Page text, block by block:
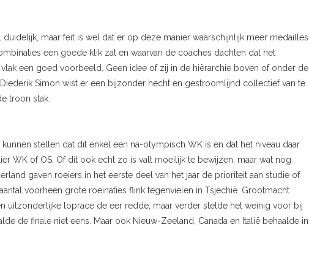
maar feit is wel dat er op deze manier waarschijnlijk meer medailles
een goede klik zat en waarvan de coaches dachten dat het
een goed voorbeeld. Geen idee of zij in de hiërarchie boven of onder de
Simon wist er een bijzonder hecht en gestroomlijnd collectief van te
troon stak.
stellen dat dit enkel een na-olympisch WK is en dat het niveau daar
WK of OS. Of dit ook echt zo is valt moeilijk te bewijzen, maar wat nog
gaven roeiers in het eerste deel van het jaar de prioriteit aan studie of
voorheen grote roeinaties flink tegenvielen in Tsjechië. Grootmacht
uitzonderlijke toprace de eer redde, maar verder stelde het weinig voor bij
de finale niet eens. Maar ook Nieuw-Zeeland, Canada en Italië behaalde in